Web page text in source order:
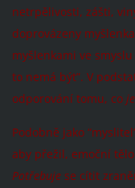
netrpělivosti, zášti,
doprovázeny
myšlenkami ve
to nemá být”. V
odporování tomu, co je
Podobně jako
aby přežil, emoční
Potřebuje se cítit